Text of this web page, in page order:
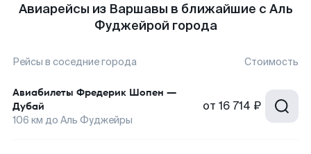
Авиарейсы из Варшавы в ближайшие с Аль
Фуджейрой города
Рейсы в соседние города Стоимость
Авиабилеты Фредерик Шопен —
Дубай
106 км до Аль Фуджейры
от 16 714 ₽